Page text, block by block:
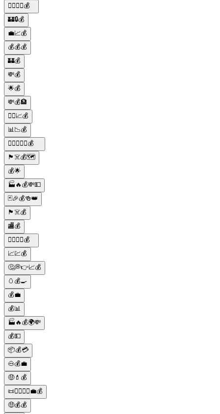
🕴🏻👨‍🏫💰
🏰🔒💰
💼📈💰
💰💰💰
🏰💰
💸💰
🌟💰
💸💰🏦
🏋️‍♂️📈💰
📊📉💰
🕵️‍♂️🔫👑🚬💰
🏴‍☠️💰🗺️
💰🌟
🏭🔥💰💸💵
🃏🎉💰🍻👑
🏴‍☠️💰
🏬💰
🕵️‍♂️🔎🥚💰
📈💹💰
🤔💭👉📈💰
🥚💰🍳
💰💼
💰📊
🏭🔥💰🌍💸
💰💵
📦💰💳
🐽💰💼
🤑💄💰
📜👨‍⚖️👩‍⚖️💼💰
🤑💰💰